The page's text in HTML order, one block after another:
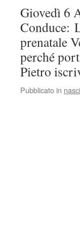
Giovedì 6
Conduce:
prenatale
perché
Pietro
Pubblicato in